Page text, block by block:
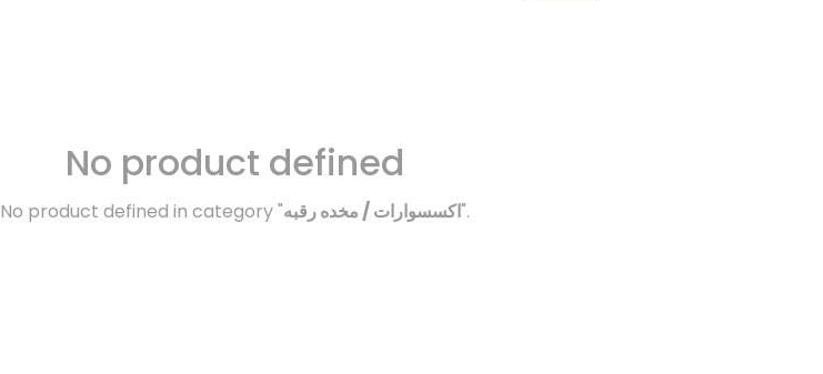
No product defined
No product defined in category "اكسسوارات / مخده رقبه".